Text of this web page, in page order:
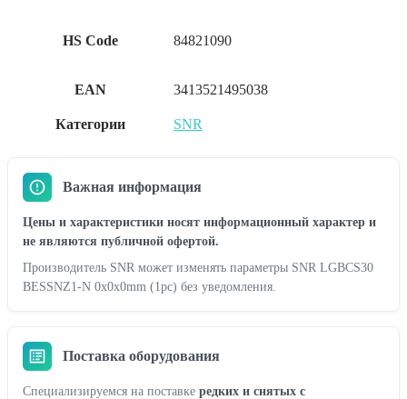
HS Code 84821090
EAN 3413521495038
Категории SNR
Важная информация
Цены и характеристики носят информационный характер и
не являются публичной офертой.
Производитель SNR может изменять параметры SNR LGBCS30
BESSNZ1-N 0x0x0mm (1pc) без уведомления.
Поставка оборудования
Специализируемся на поставке редких и снятых с